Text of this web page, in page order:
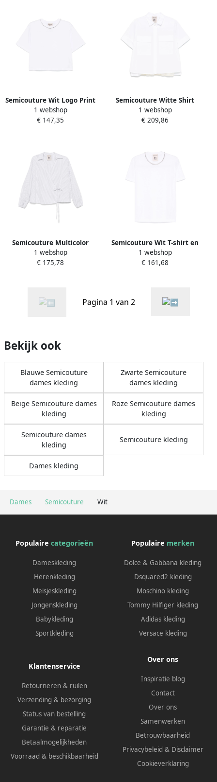
Dames Semicouture Wit
Semicouture Wit Logo Print
Crew Neck T-shirt White
Dames
1 webshop
€ 147,35
Semicouture Witte Shirt
met Plooiontwerp White
Dames
1 webshop
€ 209,86
Semicouture Multicolor
shirt voor vrouwen White
Dames
1 webshop
€ 175,78
Semicouture Wit T-shirt en
Polo White Dames
1 webshop
€ 161,68
Pagina 1 van 2
Bekijk ook
Blauwe Semicouture
dames kleding
Zwarte Semicouture
dames kleding
Beige Semicouture dames
kleding
Roze Semicouture dames
kleding
Semicouture dames
kleding
Semicouture kleding
Dames kleding
Populaire categorieën
Dameskleding
Herenkleding
Meisjeskleding
Jongenskleding
Babykleding
Sportkleding
Populaire merken
Dolce & Gabbana kleding
Dsquared2 kleding
Moschino kleding
Tommy Hilfiger kleding
Adidas kleding
Versace kleding
Klantenservice
Retourneren & ruilen
Verzending & bezorging
Status van bestelling
Garantie & reparatie
Betaalmogelijkheden
Voorraad & beschikbaarheid
Over ons
Inspiratie blog
Contact
Over ons
Samenwerken
Betrouwbaarheid
Privacybeleid & Disclaimer
Cookieverklaring